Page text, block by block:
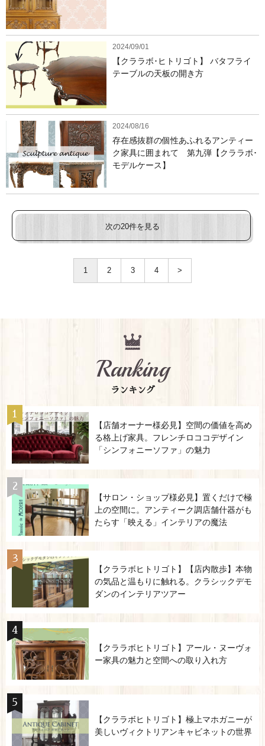
2024/09/01
【クララボ･ヒトリゴト】 バタフライ
テーブルの天板の開き方
2024/08/16
存在感抜群の個性あふれるアンティー
ク家具に囲まれて 第九弾【クララボ･
モデルケース】
次の20件を見る
1 2 3 4 >
Ranking
ランキング
【店舗オーナー様必見】空間の価値を高め
る格上げ家具。フレンチロココデザイン
「シンフォニーソファ」の魅力
【サロン・ショップ様必見】置くだけで極
上の空間に。アンティーク調店舗什器がも
たらす「映える」インテリアの魔法
【クララボヒトリゴト】【店内散歩】本物
の気品と温もりに触れる。クラシックデモ
ダンのインテリアツアー
【クララボヒトリゴト】アール・ヌーヴォ
ー家具の魅力と空間への取り入れ方
【クララボヒトリゴト】極上マホガニーが
美しいヴィクトリアンキャビネットの世界